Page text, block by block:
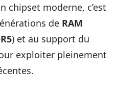
chipset moderne, c’est
de RAM
) et au support du
exploiter pleinement